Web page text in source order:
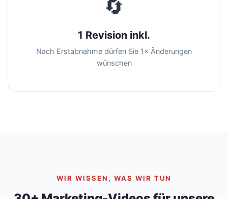
🔄
1 Revision inkl.
Nach Erstabnahme dürfen Sie 1× Änderungen
wünschen
WIR WISSEN, WAS WIR TUN